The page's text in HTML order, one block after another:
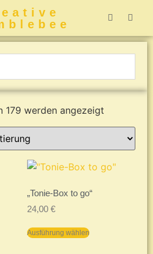
179 werden angezeigt
„Tonie-Box to go“
24,00 €
Ausführung wählen